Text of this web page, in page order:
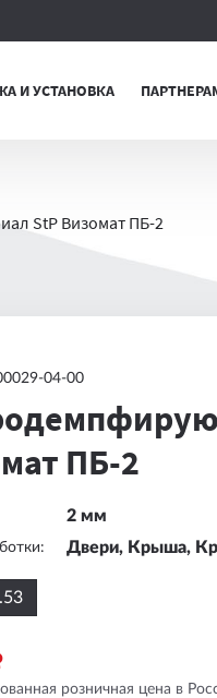
И УСТАНОВКА
StP Визомат ПБ-2
04-00
ПБ-2
2 мм
Двери, Крыша,
розничная цена в